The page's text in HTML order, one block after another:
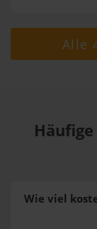
Alle
Wie viel